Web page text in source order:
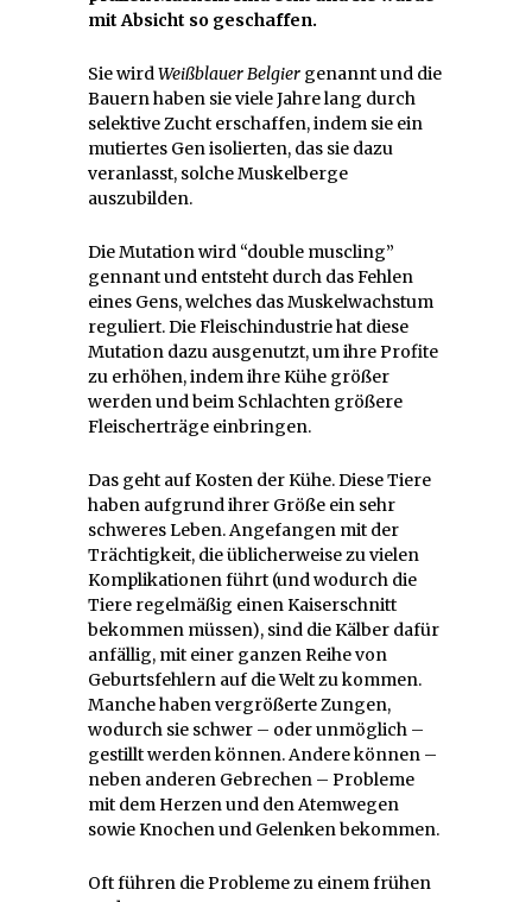
mit Absicht so geschaffen.
Sie wirdWeißblauer Belgier genannt und die
Bauern haben sie viele Jahre lang durch
selektive Zucht erschaffen, indem sie ein
mutiertes Gen isolierten, das sie dazu
veranlasst, solche Muskelberge
auszubilden.
Die Mutation wird “double muscling”
gennant und entsteht durch das Fehlen
eines Gens, welches das Muskelwachstum
reguliert. Die Fleischindustrie hat diese
Mutation dazu ausgenutzt, um ihre Profite
zu erhöhen, indem ihre Kühe größer
werden und beim Schlachten größere
Fleischerträge einbringen.
Das geht auf Kosten der Kühe. Diese Tiere
haben aufgrund ihrer Größe ein sehr
schweres Leben. Angefangen mit der
Trächtigkeit, die üblicherweise zu vielen
Komplikationen führt (und wodurch die
Tiere regelmäßig einen Kaiserschnitt
bekommen müssen), sind die Kälber dafür
anfällig, mit einer ganzen Reihe von
Geburtsfehlern auf die Welt zu kommen.
Manche haben vergrößerte Zungen,
wodurch sie schwer – oder unmöglich –
gestillt werden können. Andere können –
neben anderen Gebrechen – Probleme
mit dem Herzen und den Atemwegen
sowie Knochen und Gelenken bekommen.
Oft führen die Probleme zu einem frühen